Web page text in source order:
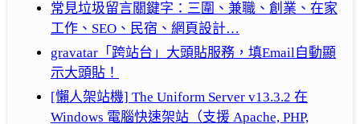
常見垃圾留言關鍵字：三圍、兼職、創業、在家
工作、SEO、民宿、網頁設計…
gravatar「跨站台」大頭貼服務，填Email自動顯
示大頭貼！
[懶人架站機] The Uniform Server v13.3.2 在
Windows 電腦快速架站（支援 Apache, PHP,